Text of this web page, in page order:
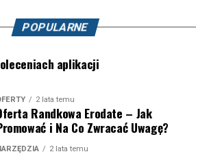
POPULARNE
aplikacji
2 lata temu
Randkowa Erodate – Jak
i Na Co Zwracać Uwagę?
2 lata temu